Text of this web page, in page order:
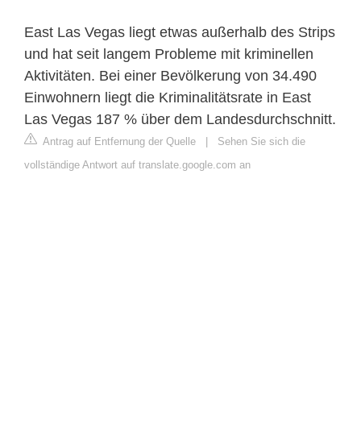
East Las Vegas liegt etwas außerhalb des Strips
und hat seit langem Probleme mit kriminellen
Aktivitäten. Bei einer Bevölkerung von 34.490
Einwohnern liegt die Kriminalitätsrate in East
Las Vegas 187 % über dem Landesdurchschnitt.
Antrag auf Entfernung der Quelle | Sehen Sie sich die
vollständige Antwort auf translate.google.com an